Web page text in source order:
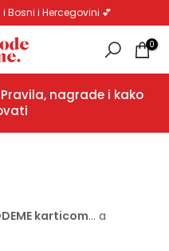
Bosni i Hercegovini 💕
0
Pravila, nagrade i kako
karticom… a